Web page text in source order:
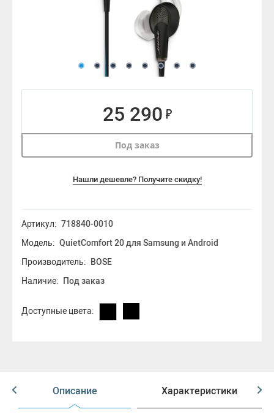
Артикул: 718840-0010
Модель: QuietComfort 20 для Samsung и Android
Производитель: BOSE
Наличие: Под заказ
Доступные цвета:
25 290
Под заказ
Нашли дешевле? Получите скидку!
Описание Характеристики